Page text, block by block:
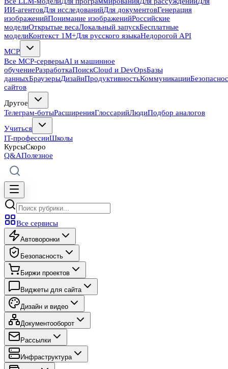
ИИ-агентовДля исследованийДля документовГенерация
изображенийПонимание изображенийРоссийские
моделиОткрытые весаЛокальный запускБесплатные
моделиКонтекст 1M+Для русского языкаНедорогой API
MCP
Все MCP-серверыAI и машинное
обучениеРазработкаПоискCloud и DevOpsБазы
данныхБраузерыДизайнПродуктивностьКоммуникации
сайтов
Другое
Телеграм-ботыРасширенияГлоссарийЛюдиПодбор аналогов
Учиться
IT-профессииШколы
КурсыСкоро
Q&AПолезное
Все сервисы
Автоворонки
Безопасность
Биржи проектов
Виджеты для сайта
Дизайн и видео
Документооборот
Рассылки
Инфраструктура